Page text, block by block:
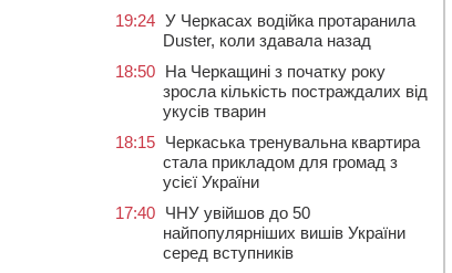
19:24 У Черкасах водійка протаранила
Duster, коли здавала назад
18:50 На Черкащині з початку року
зросла кількість постраждалих від
укусів тварин
18:15 Черкаська тренувальна квартира
стала прикладом для громад з
усієї України
17:40 ЧНУ увійшов до 50
найпопулярніших вишів України
серед вступників